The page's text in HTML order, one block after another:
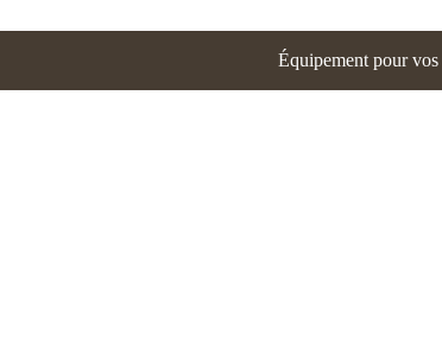
Équipement pour